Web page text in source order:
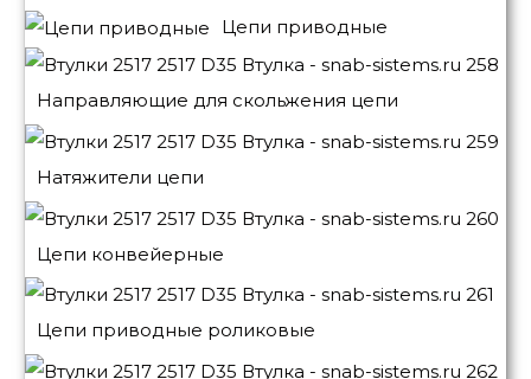
Цепи приводные
Направляющие для скольжения цепи
Натяжители цепи
Цепи конвейерные
Цепи приводные роликовые